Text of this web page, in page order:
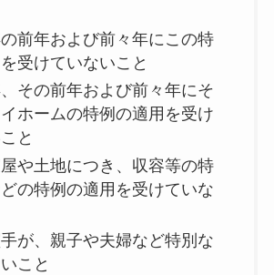
前年および前々年にこの特
受けていないこと
その前年および前々年にそ
ホームの特例の適用を受け
と
や土地につき、収容等の特
の特例の適用を受けていな
が、親子や夫婦など特別な
こと